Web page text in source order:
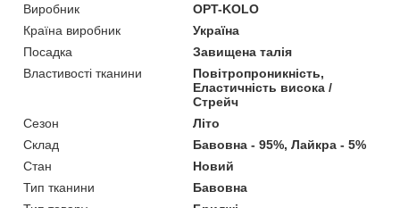
Виробник
OPT-KOLO
Країна виробник
Україна
Посадка
Завищена талія
Властивості тканини
Повітропроникність,
Еластичність висока /
Стрейч
Сезон
Літо
Склад
Бавовна - 95%, Лайкра - 5%
Стан
Новий
Тип тканини
Бавовна